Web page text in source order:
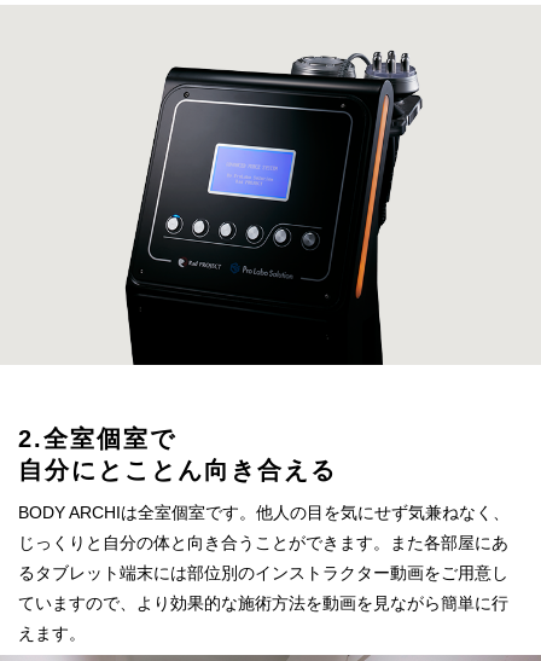
2.全室個室で
自分にとことん向き合える
BODY ARCHIは全室個室です。他人の目を気にせず気兼ねなく、
じっくりと自分の体と向き合うことができます。また各部屋にあ
るタブレット端末には部位別のインストラクター動画をご用意し
ていますので、より効果的な施術方法を動画を見ながら簡単に行
えます。